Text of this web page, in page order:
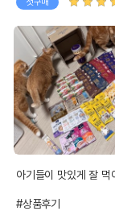
아기들이 맛있게 잘 먹
#상품후기